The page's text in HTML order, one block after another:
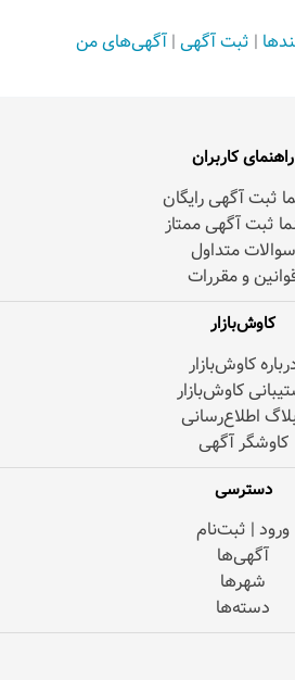
| ثبت آگهی | آگهی‌های من
راهنمای کاربران
ثبت آگهی رایگان
ثبت آگهی ممتاز
سوالات متداول
و مقررات
کاوش‌بازار
کاوش‌بازار
کاوش‌بازار
اطلاع‌رسانی
کاوشگر آگهی
دسترسی
ورود | ثبت‌نام
آگهی‌ها
شهرها
دسته‌ها